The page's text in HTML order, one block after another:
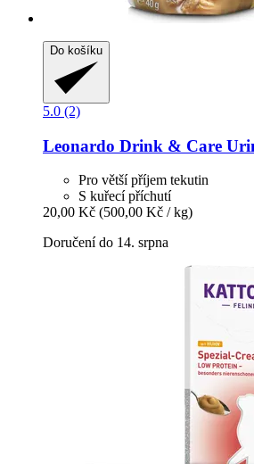
Do košíku
5.0 (2)
Leonardo Drink & Care
Pro větší příjem tekutin
S kuřecí příchutí
20,00 Kč (500,00 Kč / kg)
Doručení do 14. srpna